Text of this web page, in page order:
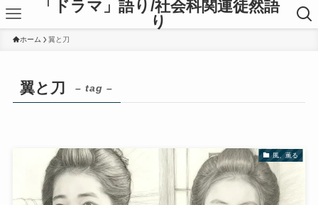
「ドラマ」語り/社会科関連徒然語
り
ホーム 翼と刀
翼と刀 – tag –
風、薫る